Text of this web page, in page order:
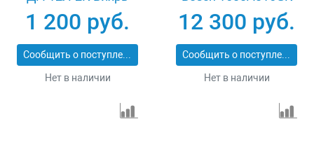
АКБ12Л1 KP 71/8/50
1 200 руб.
Сообщить о поступлении
Нет в наличии
12 300 руб.
Сообщить о поступлении
Нет в наличии